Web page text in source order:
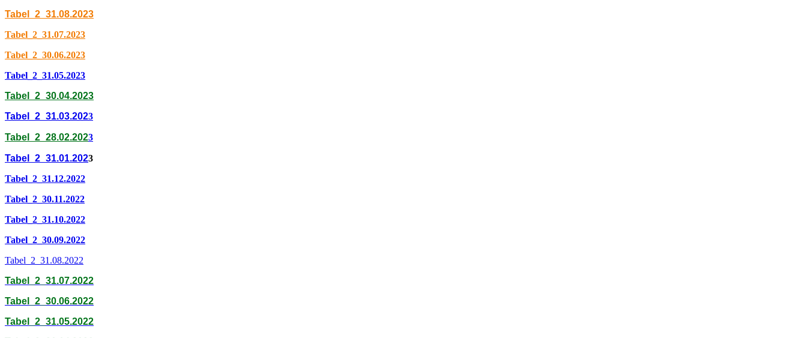
Tabel_2_31.08.2023
Tabel_2_31.07.2023
Tabel_2_30.06.2023
Tabel_2_31.05.2023
Tabel_2_30.04.2023
Tabel_2_31.03.2023
Tabel_2_28.02.2023
Tabel_2_31.01.2023
Tabel_2_31.12.2022
Tabel_2_30.11.2022
Tabel_2_31.10.2022
Tabel_2_30.09.2022
Tabel_2_31.08.2022
Tabel_2_31.07.2022
Tabel_2_30.06.2022
Tabel_2_31.05.2022